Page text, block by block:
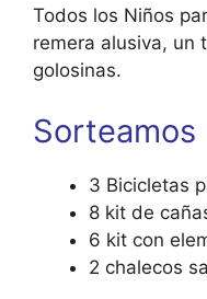
Todos los Niños
remera alusiva, un
golosinas.
Sorteamos
3 Bicicletas
8 kit de
6 kit con
2 chalecos